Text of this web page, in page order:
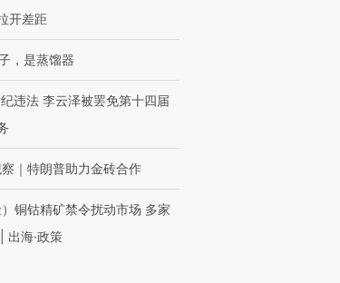
开差距
，是蒸馏器
违法 李云泽被罢免第十四届
｜特朗普助力金砖合作
铜钴精矿禁令扰动市场 多家
出海·政策